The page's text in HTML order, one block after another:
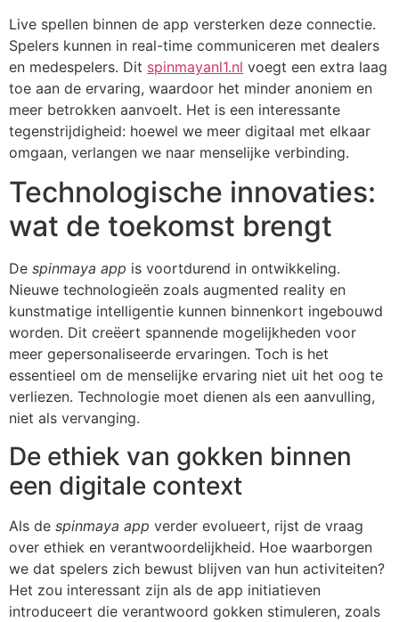
Live spellen binnen de app versterken deze connectie.
Spelers kunnen in real-time communiceren met dealers
en medespelers. Dit spinmayanl1.nl voegt een extra laag
toe aan de ervaring, waardoor het minder anoniem en
meer betrokken aanvoelt. Het is een interessante
tegenstrijdigheid: hoewel we meer digitaal met elkaar
omgaan, verlangen we naar menselijke verbinding.
Technologische innovaties:
wat de toekomst brengt
De spinmaya app is voortdurend in ontwikkeling.
Nieuwe technologieën zoals augmented reality en
kunstmatige intelligentie kunnen binnenkort ingebouwd
worden. Dit creëert spannende mogelijkheden voor
meer gepersonaliseerde ervaringen. Toch is het
essentieel om de menselijke ervaring niet uit het oog te
verliezen. Technologie moet dienen als een aanvulling,
niet als vervanging.
De ethiek van gokken binnen
een digitale context
Als de spinmaya app verder evolueert, rijst de vraag
over ethiek en verantwoordelijkheid. Hoe waarborgen
we dat spelers zich bewust blijven van hun activiteiten?
Het zou interessant zijn als de app initiatieven
introduceert die verantwoord gokken stimuleren, zoals